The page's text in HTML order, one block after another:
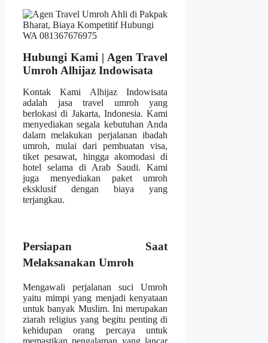
Hubungi Kami | Agen Travel
Umroh Alhijaz Indowisata
Kontak Kami Alhijaz Indowisata
adalah jasa travel umroh yang
berlokasi di Jakarta, Indonesia. Kami
menyediakan segala kebutuhan Anda
dalam melakukan perjalanan ibadah
umroh, mulai dari pembuatan visa,
tiket pesawat, hingga akomodasi di
hotel selama di Arab Saudi. Kami
juga menyediakan paket umroh
eksklusif dengan biaya yang
terjangkau.
Persiapan Saat
Melaksanakan Umroh
Mengawali perjalanan suci Umroh
yaitu mimpi yang menjadi kenyataan
untuk banyak Muslim. Ini merupakan
ziarah religius yang begitu penting di
kehidupan orang percaya untuk